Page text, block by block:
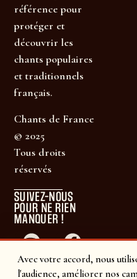
Avec votre accord, nous
l'audience, améliorer nos
référence pour
protéger et
découvrir les
chants populaires
et traditionnels
français.
Chants de France
© 2025
Tous droits
réservés
SUIVEZ-NOUS
POUR NE RIEN
MANQUER !